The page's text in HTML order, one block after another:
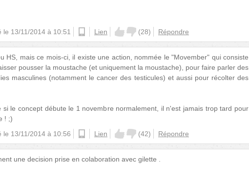
le 13/11/2014 à 10:51 Lien (28) Répondre
HS, mais ce mois-ci, il existe une action, nommée le "Movember" qui consiste
pousser la moustache (et uniquement la moustache), pour faire parler des
masculines (notamment le cancer des testicules) et aussi pour récolter des
si le concept débute le 1 novembre normalement, il n'est jamais trop tard pour
! ;)
le 13/11/2014 à 10:56 Lien (42) Répondre
une decision prise en colaboration avec gilette .